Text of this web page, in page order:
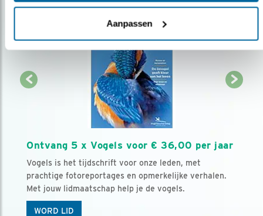
Aanpassen
Ontvang 5 x Vogels voor € 36,00 per jaar
Vogels is het tijdschrift voor onze leden, met
prachtige fotoreportages en opmerkelijke verhalen.
Met jouw lidmaatschap help je de vogels.
WORD LID